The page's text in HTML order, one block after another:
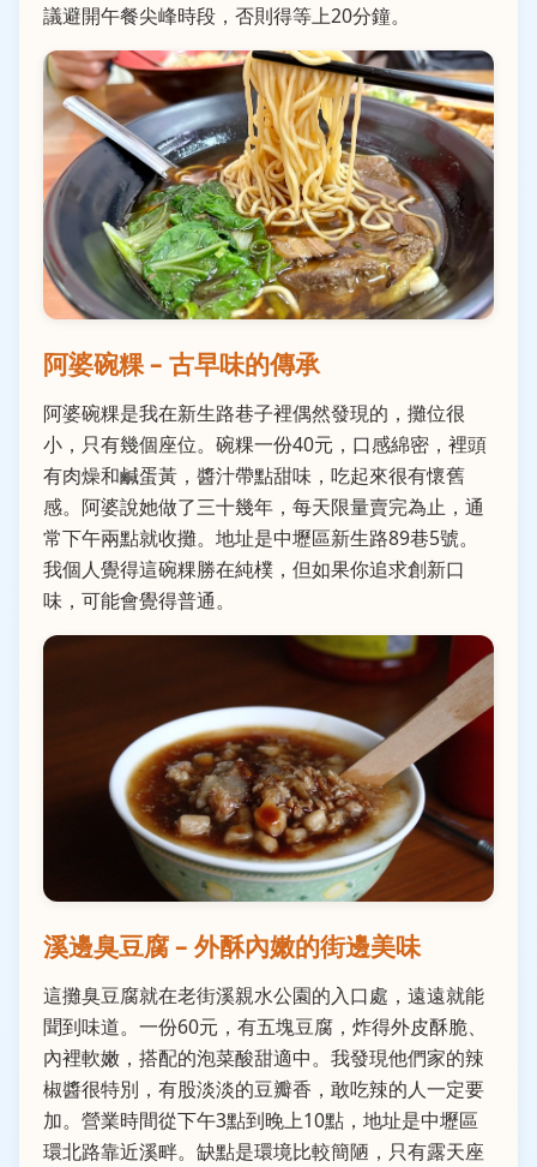
議避開午餐尖峰時段，否則得等上20分鐘。
阿婆碗粿 – 古早味的傳承
阿婆碗粿是我在新生路巷子裡偶然發現的，攤位很
小，只有幾個座位。碗粿一份40元，口感綿密，裡頭
有肉燥和鹹蛋黃，醬汁帶點甜味，吃起來很有懷舊
感。阿婆說她做了三十幾年，每天限量賣完為止，通
常下午兩點就收攤。地址是中壢區新生路89巷5號。
我個人覺得這碗粿勝在純樸，但如果你追求創新口
味，可能會覺得普通。
溪邊臭豆腐 – 外酥內嫩的街邊美味
這攤臭豆腐就在老街溪親水公園的入口處，遠遠就能
聞到味道。一份60元，有五塊豆腐，炸得外皮酥脆、
內裡軟嫩，搭配的泡菜酸甜適中。我發現他們家的辣
椒醬很特別，有股淡淡的豆瓣香，敢吃辣的人一定要
加。營業時間從下午3點到晚上10點，地址是中壢區
環北路靠近溪畔。缺點是環境比較簡陋，只有露天座